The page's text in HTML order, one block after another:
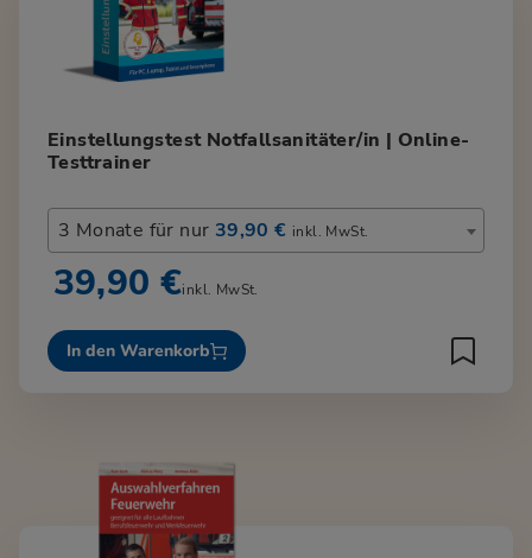
Einstellungstest Notfallsanitäter/in | Online-
Testtrainer
3 Monate für nur 39,90 € inkl. MwSt.
39,90 €inkl. MwSt.
In den Warenkorb